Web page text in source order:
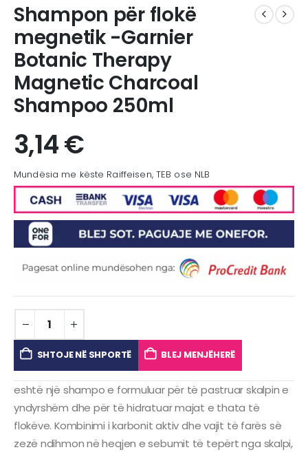
Shampon për flokë
megnetik -Garnier
Botanic Therapy
Magnetic Charcoal
Shampoo 250ml
3,14€
Mundësia me këste Raiffeisen, TEB ose NLB
SHTOJE NË SHPORTË BLEJ MENJËHERË
eshtë një shampo e formuluar për të pastruar skalpin e
yndyrshëm dhe për të hidratuar majat e thata të
flokëve. Kombinimi i karbonit aktiv dhe vajit të farës së
zezë ndihmon në heqjen e sebumit të tepërt nga skalpi,